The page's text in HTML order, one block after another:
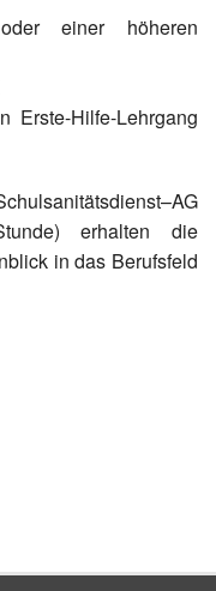
einer höheren
Erste-Hilfe-Lehrgang
erhalten die
in das Berufsfeld